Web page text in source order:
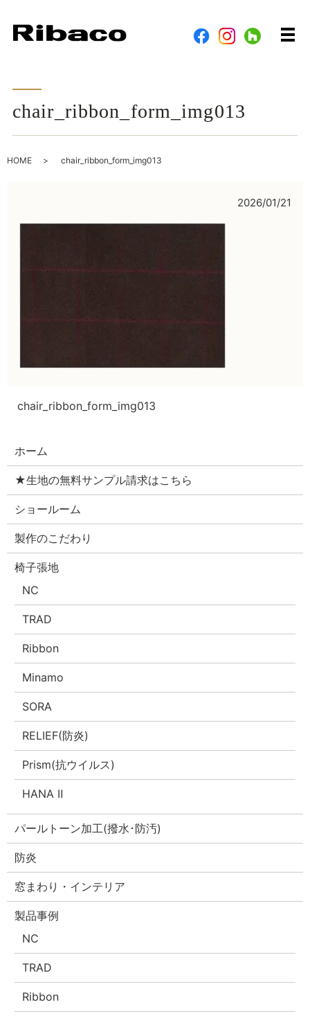
メ
chair_ribbon_form_img013
HOME chair_ribbon_form_img013
2026/01/21
chair_ribbon_form_img013
ホーム
★生地の無料サンプル請求はこちら
ショールーム
製作のこだわり
椅子張地
NC
TRAD
Ribbon
Minamo
SORA
RELIEF(防炎)
Prism(抗ウイルス)
HANA Ⅱ
パールトーン加工(撥水･防汚)
防炎
窓まわり・インテリア
製品事例
NC
TRAD
Ribbon